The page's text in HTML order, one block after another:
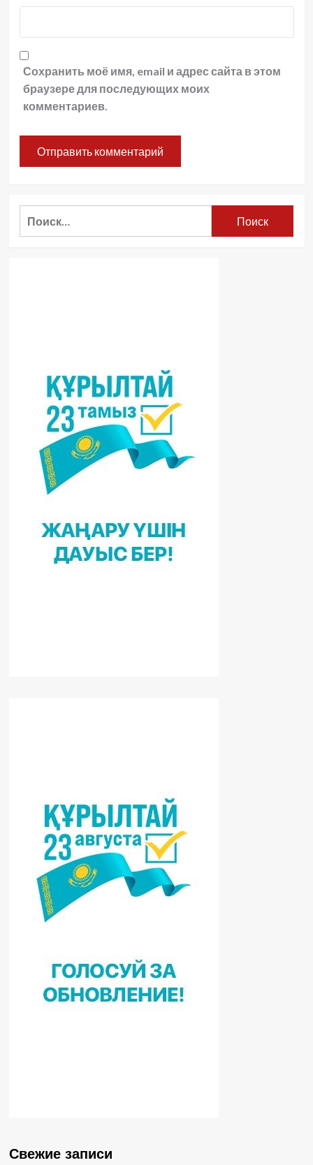
Сохранить моё имя, email и адрес сайта в этом
браузере для последующих моих
комментариев.
Свежие записи